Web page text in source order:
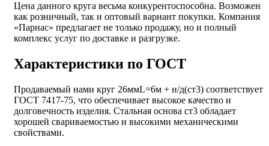
Цена данного круга весьма конкурентоспособна. Возможен
как розничный, так и оптовый вариант покупки. Компания
«Парнас» предлагает не только продажу, но и полный
комплекс услуг по доставке и разгрузке.
Характеристики по ГОСТ
Продаваемый нами круг 26ммL=6м + н/д(ст3) соответствует
ГОСТ 7417-75, что обеспечивает высокое качество и
долговечность изделия. Стальная основа ст3 обладает
хорошей свариваемостью и высокими механическими
свойствами.